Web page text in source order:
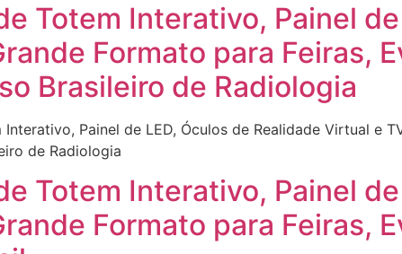
Totem Interativo, Painel
Formato para Feiras,
Brasileiro de Radiologia
Painel de LED, Óculos de Realidade Virtual e
de Radiologia
Totem Interativo, Painel
Formato para Feiras,